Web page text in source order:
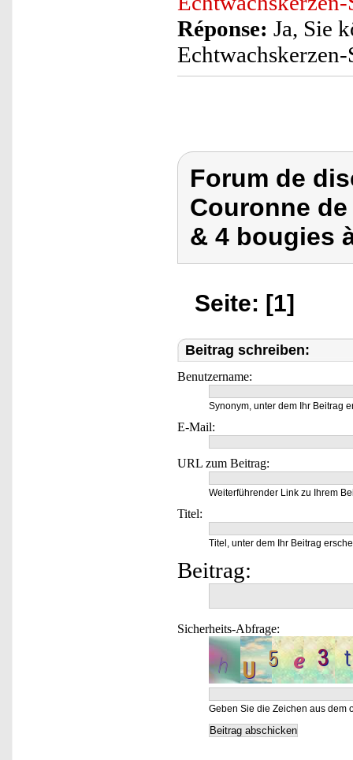
Réponse: Ja, Sie
Forum de
Couronne
& 4 bougies
Seite: [1]
Beitrag schreiben:
Benutzername:
Synonym, unter dem Ihr Beitrag
E-Mail:
URL zum Beitrag:
Weiterführender Link zu Ihrem
Titel:
Titel, unter dem Ihr Beitrag
Beitrag:
Sicherheits-Abfrage:
Geben Sie die Zeichen aus dem